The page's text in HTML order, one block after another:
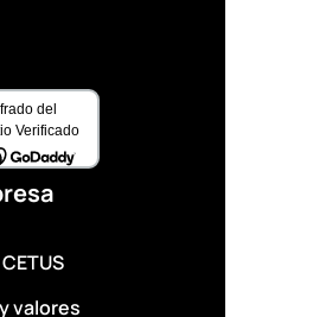
valores